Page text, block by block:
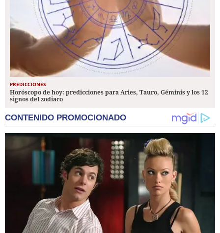
PREDICCIONES
Horóscopo de hoy: predicciones para Aries, Tauro, Géminis y los 12
signos del zodiaco
CONTENIDO PROMOCIONADO